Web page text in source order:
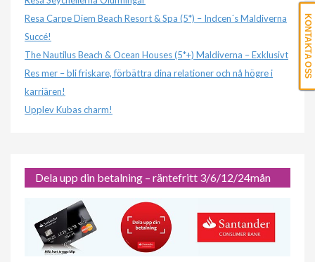
Resa Carpe Diem Beach Resort & Spa (5*) – Indcen´s Maldiverna
Succé!
The Nautilus Beach & Ocean Houses (5*+) Maldiverna – Exklusivt
Res mer – bli friskare, förbättra dina relationer och nå högre i
karriären!
Upplev Kubas charm!
Dela upp din betalning – räntefritt 3/6/12/24mån
KONTAKTA OSS